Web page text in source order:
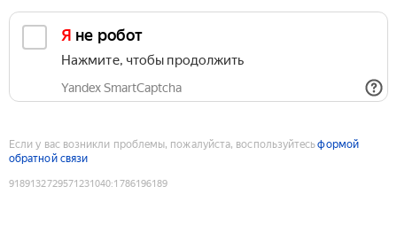
Я не робот
Нажмите, чтобы продолжить
Yandex SmartCaptcha
Если у вас возникли проблемы, пожалуйста, воспользуйтесьформой
обратной связи
9189132729571231040:1786196189